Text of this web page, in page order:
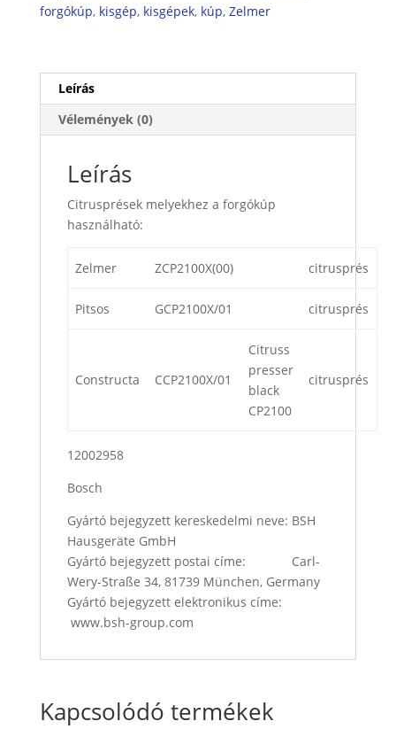
forgókúp, kisgép, kisgépek, kúp, Zelmer
Leírás
Vélemények (0)
Leírás
Citrusprések melyekhez a forgókúp
használható:
Zelmer ZCP2100X(00) citrusprés
Pitsos GCP2100X/01 citrusprés
Constructa CCP2100X/01
Citruss
presser
black
CP2100
citrusprés
12002958
Bosch
Gyártó bejegyzett kereskedelmi neve: BSH
Hausgeräte GmbH
Gyártó bejegyzett postai címe: Carl-
Wery-Straße 34, 81739 München, Germany
Gyártó bejegyzett elektronikus címe:
www.bsh-group.com
Kapcsolódó termékek